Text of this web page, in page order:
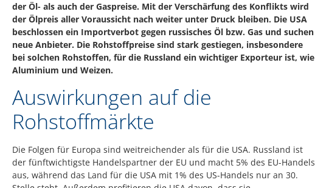
der Öl- als auch der Gaspreise. Mit der Verschärfung des Konflikts wird
der Ölpreis aller Voraussicht nach weiter unter Druck bleiben. Die USA
beschlossen ein Importverbot gegen russisches Öl bzw. Gas und suchen
neue Anbieter. Die Rohstoffpreise sind stark gestiegen, insbesondere
bei solchen Rohstoffen, für die Russland ein wichtiger Exporteur ist, wie
Aluminium und Weizen.
Auswirkungen auf die
Rohstoffmärkte
Die Folgen für Europa sind weitreichender als für die USA. Russland ist
der fünftwichtigste Handelspartner der EU und macht 5% des EU-Handels
aus, während das Land für die USA mit 1% des US-Handels nur an 30.